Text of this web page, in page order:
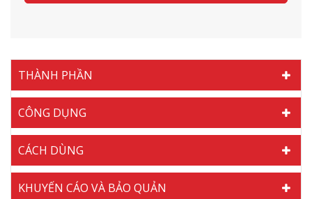
THÀNH PHẦN
CÔNG DỤNG
CÁCH DÙNG
KHUYẾN CÁO VÀ BẢO QUẢN